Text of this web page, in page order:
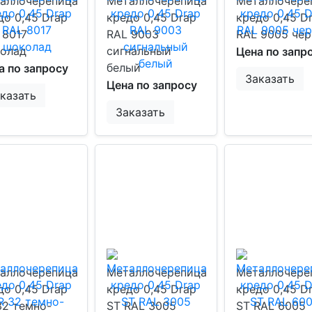
0,45 Drap
по запросу
кредо 0,45 Drap
RAL 9003
сигнальный
белый
Цена по запросу
Заказать
кредо 0,45
RAL 9005
Цена по
Заказать
0,45 Drap
темно-
Металлочерепица
кредо 0,45 Drap
ST RAL 3005
кредо 0,45
ST RAL 6005